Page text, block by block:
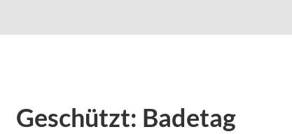
Geschützt: Badetag